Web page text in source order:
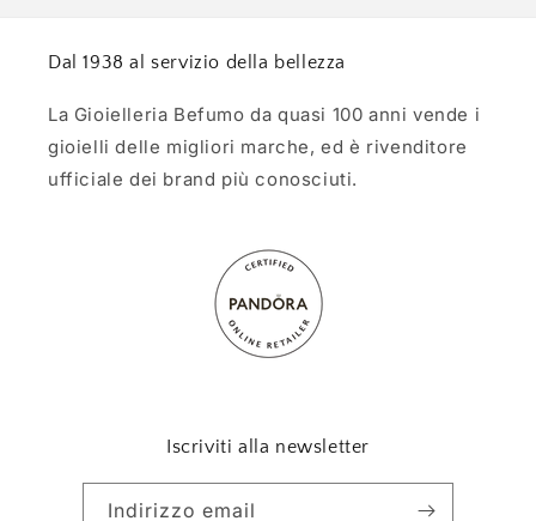
Dal 1938 al servizio della bellezza
La Gioielleria Befumo da quasi 100 anni vende i
gioielli delle migliori marche, ed è rivenditore
ufficiale dei brand più conosciuti.
Iscriviti alla newsletter
Indirizzo email